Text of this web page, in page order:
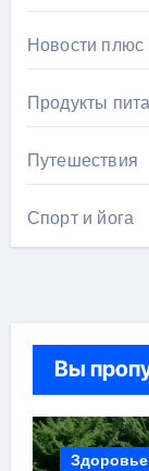
Новости плюс
Продукты
Путешествия
Спорт и йога
Вы
Здоровье